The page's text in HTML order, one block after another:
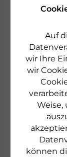
Auf
wir Ihre
wir
Weise,
können